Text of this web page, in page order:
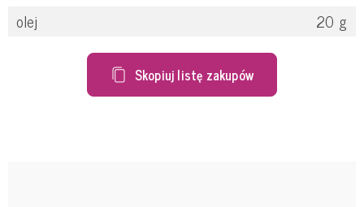
olej
20 g
Skopiuj listę zakupów